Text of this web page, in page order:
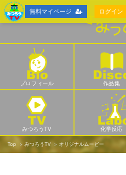
プロフィール 作品集
みつろうTV 化学反応
Top みつろうTV オリジナルムービー
無料マイページ ログイン